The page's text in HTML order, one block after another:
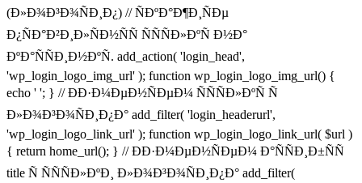
(Ð»Ð¾Ð³Ð¾ÑÐ¸Ð¿) // ÑÐºÐ°Ð¶Ð¸ÑÐµ
Ð¿ÑÐ°Ð²Ð¸Ð»ÑÐ½ÑÑ ÑÑÑÐ»ÐºÑ Ð½Ð°
ÐºÐ°ÑÑÐ¸Ð½ÐºÑ. add_action( 'login_head',
'wp_login_logo_img_url' ); function wp_login_logo_img_url() {
echo ' '; } // ÐÐ·Ð¼ÐµÐ½ÑÐµÐ¼ ÑÑÑÐ»ÐºÑ Ñ
Ð»Ð¾Ð³Ð¾ÑÐ¸Ð¿Ð° add_filter( 'login_headerurl',
'wp_login_logo_link_url' ); function wp_login_logo_link_url( $url )
{ return home_url(); } // ÐÐ·Ð¼ÐµÐ½ÑÐµÐ¼ Ð°ÑÑÐ¸Ð±ÑÑ
title Ñ ÑÑÑÐ»ÐºÐ¸ Ð»Ð¾Ð³Ð¾ÑÐ¸Ð¿Ð° add_filter(